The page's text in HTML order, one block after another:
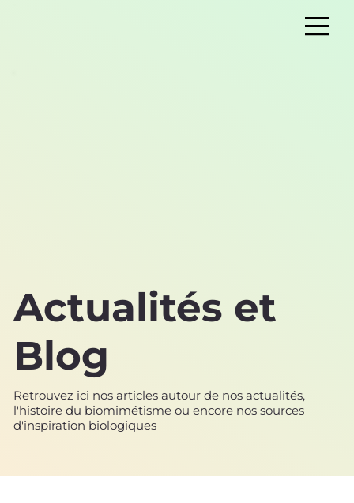
Actualités et
Blog
Retrouvez ici nos articles autour de nos actualités,
l'histoire du biomimétisme ou encore nos sources
d'inspiration biologiques